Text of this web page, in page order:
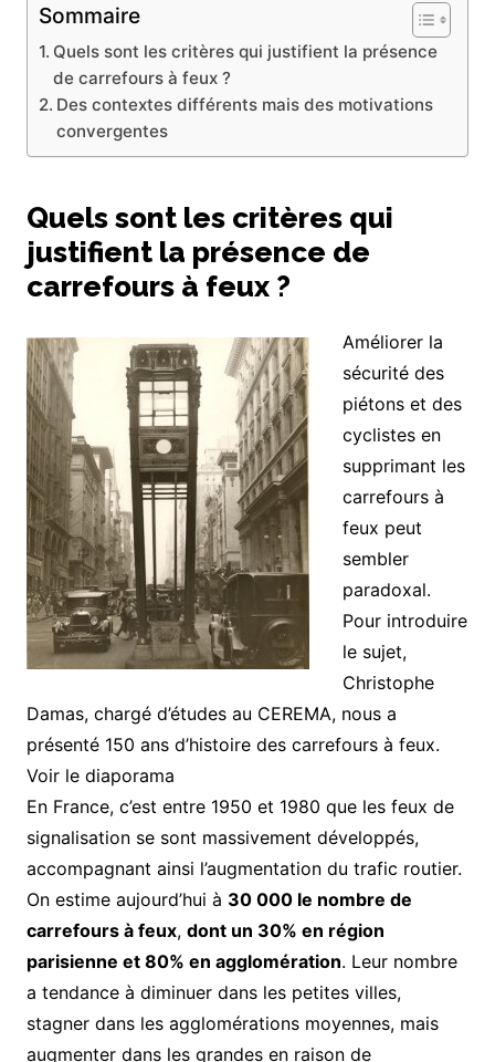
Sommaire
Quels sont les critères qui justifient la présence
de carrefours à feux ?
Des contextes différents mais des motivations
convergentes
Quels sont les critères qui
justifient la présence de
carrefours à feux ?
Améliorer la
sécurité des
piétons et des
cyclistes en
supprimant les
carrefours à
feux peut
sembler
paradoxal.
Pour introduire
le sujet,
Christophe
Damas, chargé d’études au CEREMA, nous a
présenté 150 ans d’histoire des carrefours à feux.
Voir le diaporama
En France, c’est entre 1950 et 1980 que les feux de
signalisation se sont massivement développés,
accompagnant ainsi l’augmentation du trafic routier.
On estime aujourd’hui à 30 000 le nombre de
carrefours à feux, dont un 30% en région
parisienne et 80% en agglomération. Leur nombre
a tendance à diminuer dans les petites villes,
stagner dans les agglomérations moyennes, mais
augmenter dans les grandes en raison de